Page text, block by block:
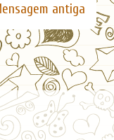
antiga